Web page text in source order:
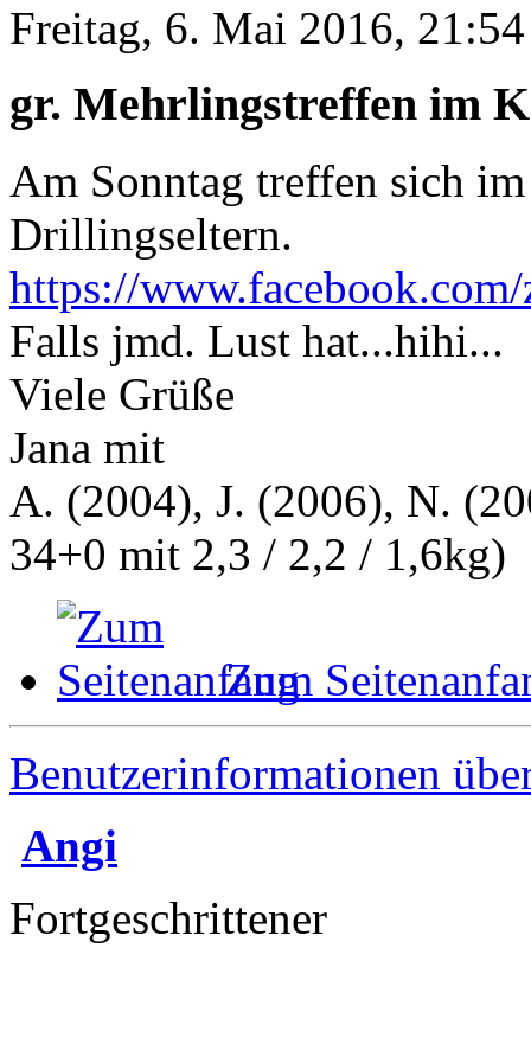
Freitag, 6. Mai 2016, 21:54
gr. Mehrlingstreffen im
Am Sonntag treffen sich
Drillingseltern.
https://
Falls jmd. Lust hat...hihi...
Viele Grüße
Jana mit
A. (2004), J. (2006), N.
34+0 mit 2,3 / 2,2 / 1,6kg)
Zum
Benutzerinformationen
Angi
Fortgeschrittener